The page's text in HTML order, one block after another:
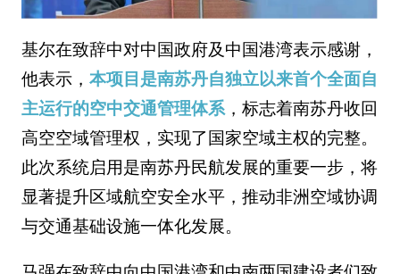
基尔在致辞中对中国政府及中国港湾表示感谢，
他表示， 本项目是南苏丹自独立以来首个全面自
主运行的空中交通管理体系，标志着南苏丹收回
高空空域管理权，实现了国家空域主权的完整。
此次系统启用是南苏丹民航发展的重要一步，将
显著提升区域航空安全水平，推动非洲空域协调
与交通基础设施一体化发展。